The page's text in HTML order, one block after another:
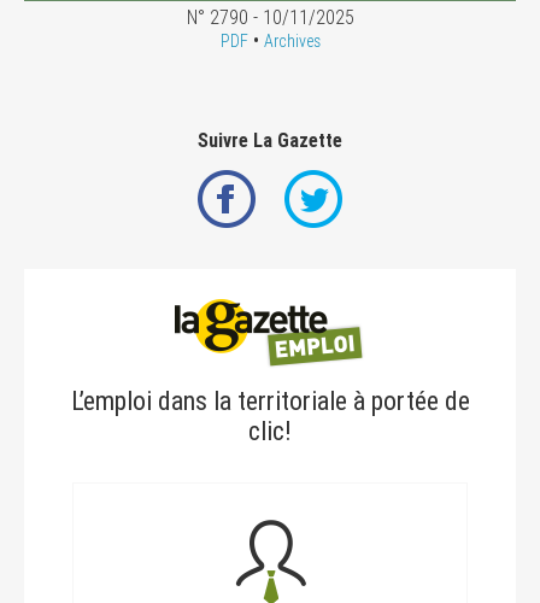
N° 2790 - 10/11/2025
PDF• Archives
Suivre La Gazette
L’emploi dans la territoriale à portée de
clic!